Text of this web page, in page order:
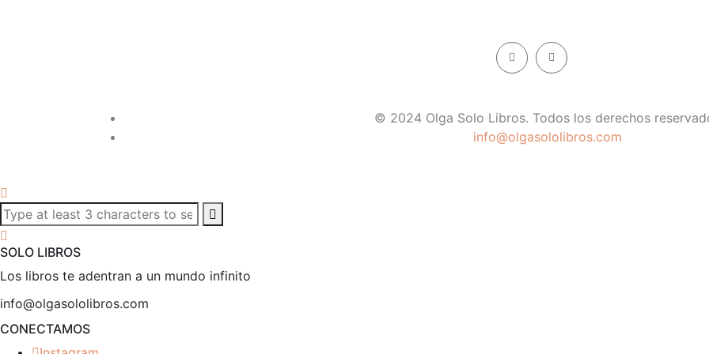
© 2024 Olga Solo Libros. Todos los derechos
info@olgasololibros.com
SOLO LIBROS
Los libros te adentran a un mundo infinito
info@olgasololibros.com
CONECTAMOS